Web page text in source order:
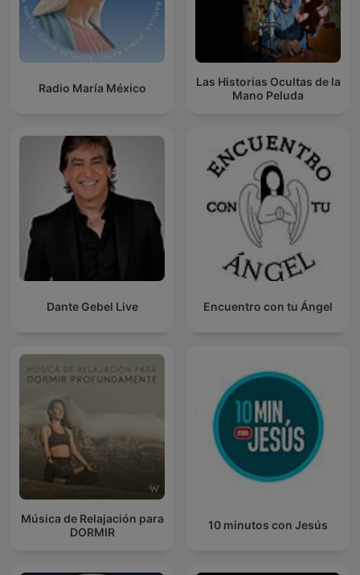
Radio María México
Las Historias Ocultas de la
Mano Peluda
Dante Gebel Live Encuentro con tu Ángel
Música de Relajación para
DORMIR
10 minutos con Jesús